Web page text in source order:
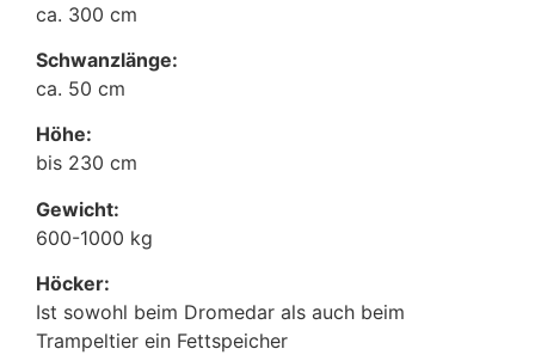
ca. 300 cm
Schwanzlänge:
ca. 50 cm
Höhe:
bis 230 cm
Gewicht:
600-1000 kg
Höcker:
Ist sowohl beim Dromedar als auch beim
Trampeltier ein Fettspeicher